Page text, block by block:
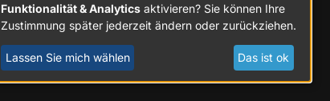
Funktionalität & Analytics aktivieren? Sie können Ihre
Zustimmung später jederzeit ändern oder zurückziehen.
Lassen Sie mich wählen Das ist ok